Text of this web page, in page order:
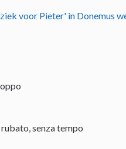
voor Pieter' in Donemus
senza tempo